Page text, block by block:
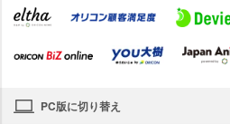
PC版に切り替え